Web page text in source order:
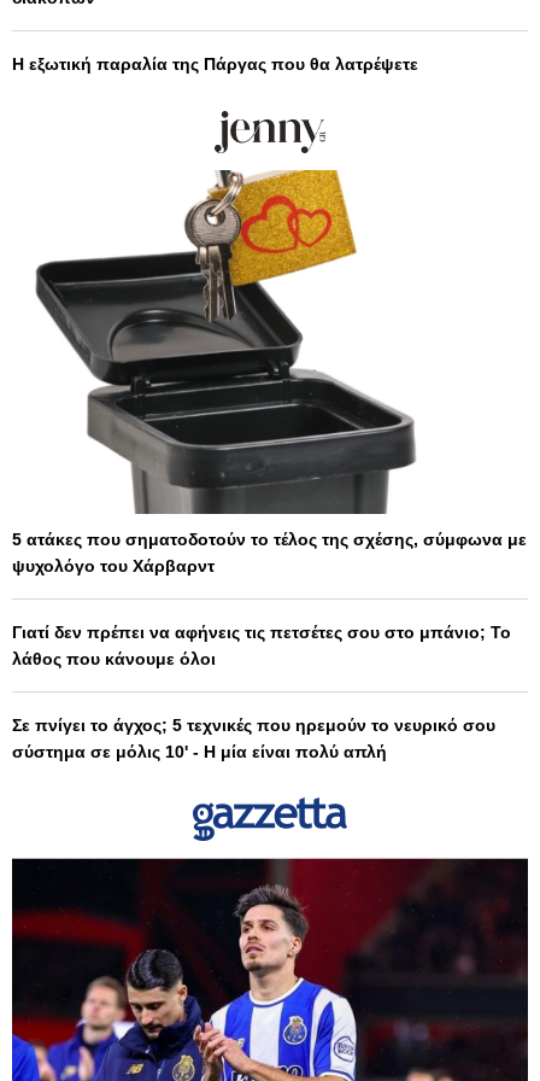
Η εξωτική παραλία της Πάργας που θα λατρέψετε
5 ατάκες που σηματοδοτούν το τέλος της σχέσης, σύμφωνα με
ψυχολόγο του Χάρβαρντ
Γιατί δεν πρέπει να αφήνεις τις πετσέτες σου στο μπάνιο; Το
λάθος που κάνουμε όλοι
Σε πνίγει το άγχος; 5 τεχνικές που ηρεμούν το νευρικό σου
σύστημα σε μόλις 10' - Η μία είναι πολύ απλή